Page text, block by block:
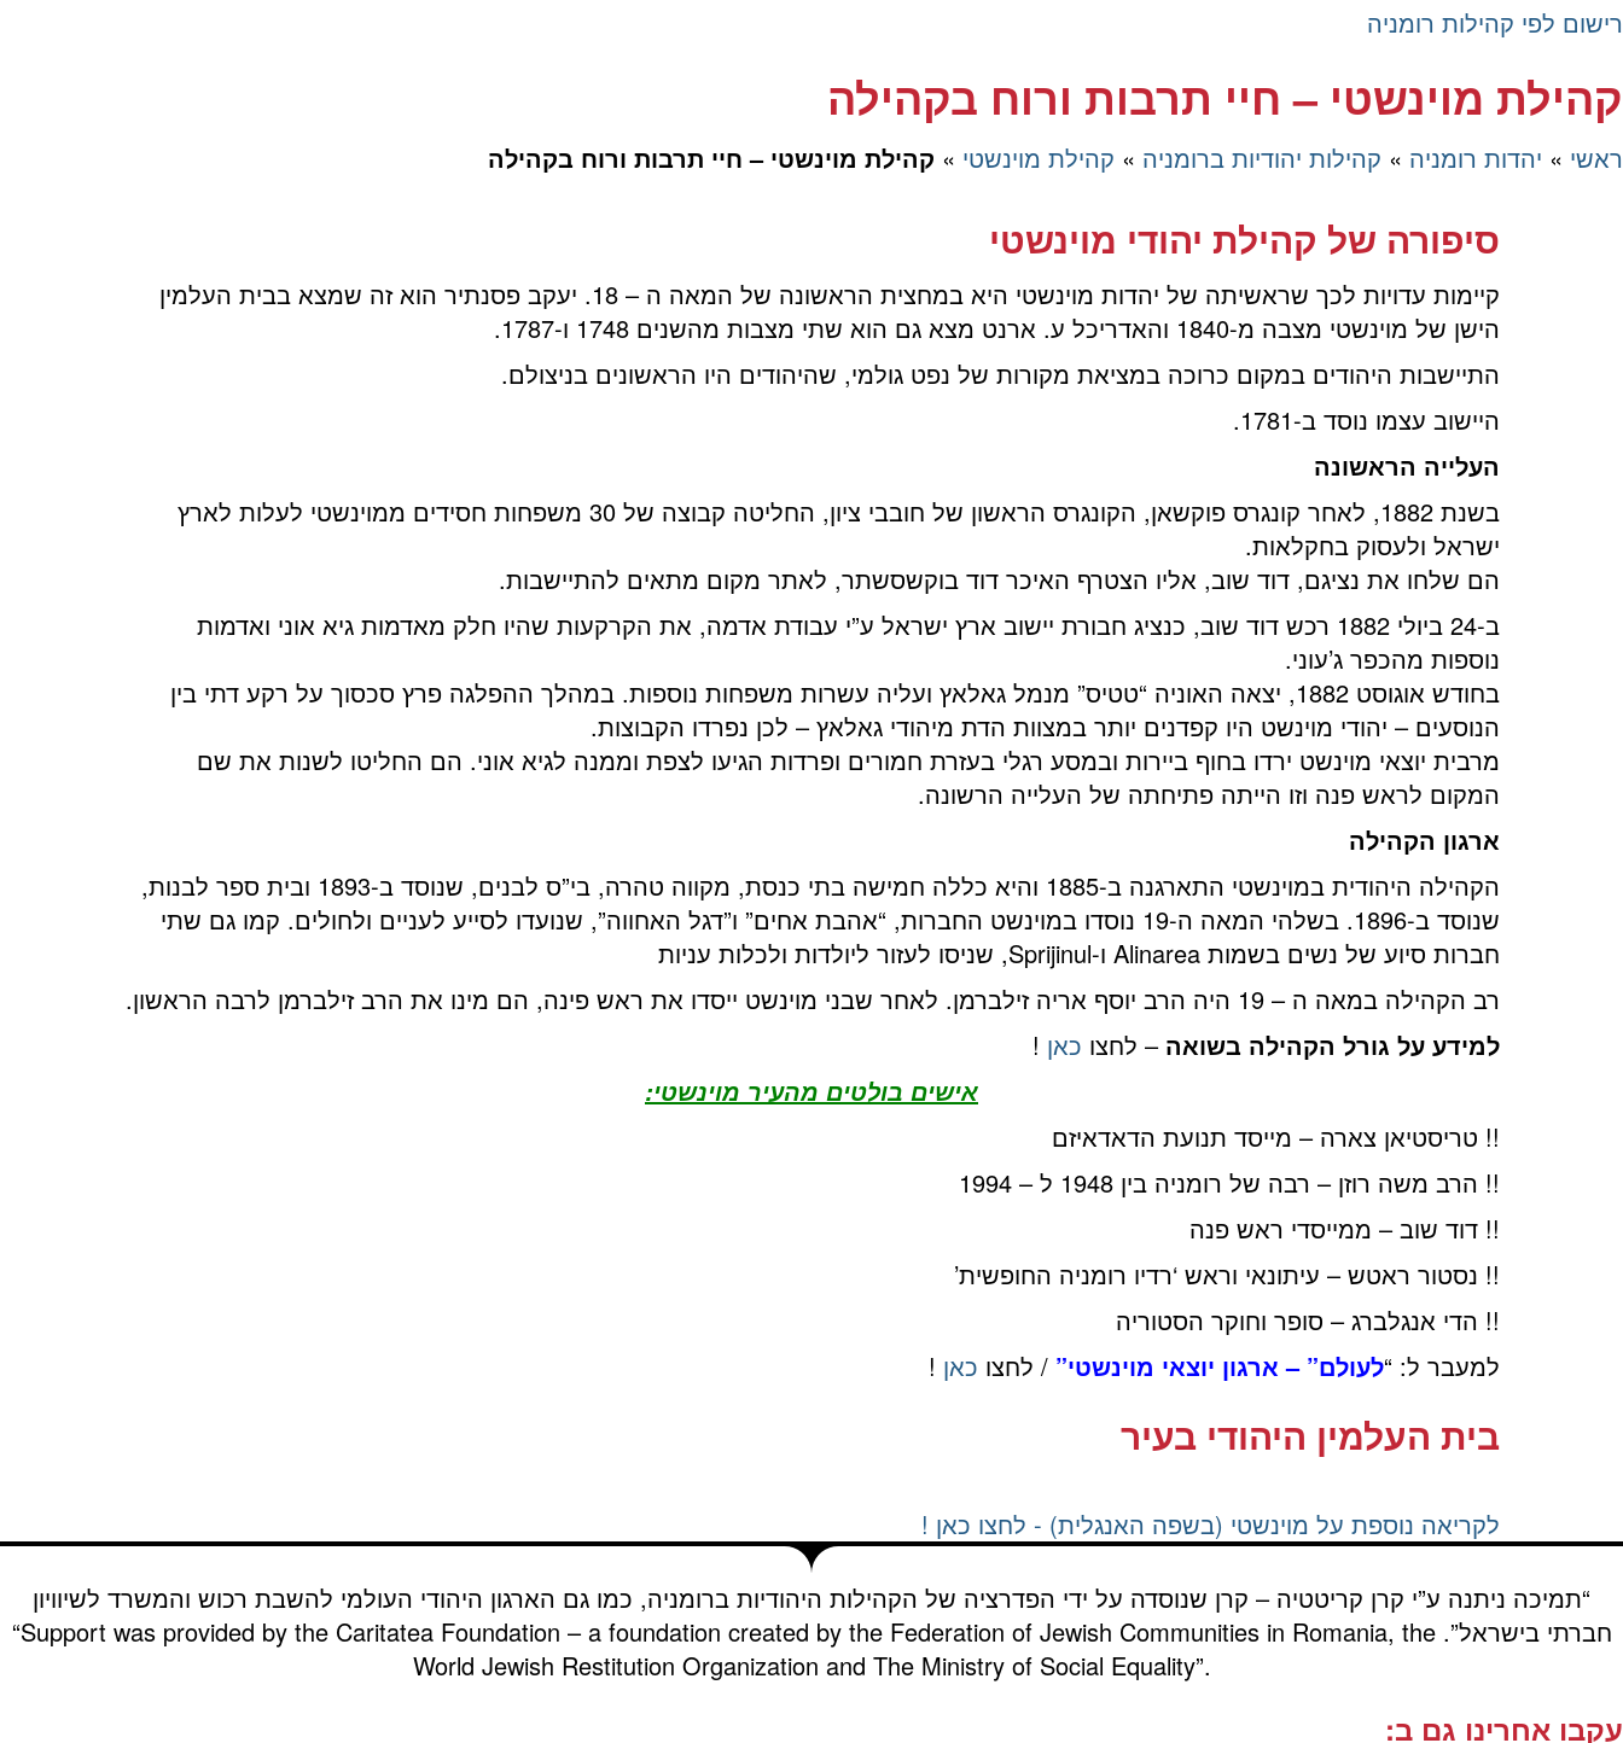
רישום לפי קהילות רומניה
קהילת מוינשטי – חיי תרבות ורוח בקהילה
ראשי » יהדות רומניה » קהילות יהודיות ברומניה » קהילת מוינשטי » קהילת מוינשטי – חיי תרבות ורוח בקהילה
סיפורה של קהילת יהודי מוינשטי
קיימות עדויות לכך שראשיתה של יהדות מוינשטי היא במחצית הראשונה של המאה ה – 18. יעקב פסנתיר הוא זה שמצא בבית העלמין
הישן של מוינשטי מצבה מ-1840 והאדריכל ע. ארנט מצא גם הוא שתי מצבות מהשנים 1748 ו-1787.
התיישבות היהודים במקום כרוכה במציאת מקורות של נפט גולמי, שהיהודים היו הראשונים בניצולם.
היישוב עצמו נוסד ב-1781.
העלייה הראשונה
בשנת 1882, לאחר קונגרס פוקשאן, הקונגרס הראשון של חובבי ציון, החליטה קבוצה של 30 משפחות חסידים ממוינשטי לעלות לארץ
ישראל ולעסוק בחקלאות.
הם שלחו את נציגם, דוד שוב, אליו הצטרף האיכר דוד בוקשסשתר, לאתר מקום מתאים להתיישבות.
ב-24 ביולי 1882 רכש דוד שוב, כנציג חבורת יישוב ארץ ישראל ע”י עבודת אדמה, את הקרקעות שהיו חלק מאדמות גיא אוני ואדמות
נוספות מהכפר ג’עוני.
בחודש אוגוסט 1882, יצאה האוניה “טטיס” מנמל גאלאץ ועליה עשרות משפחות נוספות. במהלך ההפלגה פרץ סכסוך על רקע דתי בין
הנוסעים – יהודי מוינשט היו קפדנים יותר במצוות הדת מיהודי גאלאץ – לכן נפרדו הקבוצות.
מרבית יוצאי מוינשט ירדו בחוף ביירות ובמסע רגלי בעזרת חמורים ופרדות הגיעו לצפת וממנה לגיא אוני. הם החליטו לשנות את שם
המקום לראש פנה וזו הייתה פתיחתה של העלייה הרשונה.
ארגון הקהילה
הקהילה היהודית במוינשטי התארגנה ב-1885 והיא כללה חמישה בתי כנסת, מקווה טהרה, בי”ס לבנים, שנוסד ב-1893 ובית ספר לבנות,
שנוסד ב-1896. בשלהי המאה ה-19 נוסדו במוינשט החברות, “אהבת אחים” ו”דגל האחווה”, שנועדו לסייע לעניים ולחולים. קמו גם שתי
חברות סיוע של נשים בשמות Alinarea ו-Sprijinul, שניסו לעזור ליולדות ולכלות עניות
רב הקהילה במאה ה – 19 היה הרב יוסף אריה זילברמן. לאחר שבני מוינשט ייסדו את ראש פינה, הם מינו את הרב זילברמן לרבה הראשון.
למידע על גורל הקהילה בשואה – לחצו כאן !
אישים בולטים מהעיר מוינשטי:
!! טריסטיאן צארה – מייסד תנועת הדאדאיזם
!! הרב משה רוזן – רבה של רומניה בין 1948 ל – 1994
!! דוד שוב – ממייסדי ראש פנה
!! נסטור ראטש – עיתונאי וראש ‘רדיו רומניה החופשית’
!! הדי אנגלברג – סופר וחוקר הסטוריה
למעבר ל: “לעולם” – ארגון יוצאי מוינשטי” / לחצו כאן !
בית העלמין היהודי בעיר
לקריאה נוספת על מוינשטי (בשפה האנגלית) - לחצו כאן !
“תמיכה ניתנה ע”י קרן קריטטיה – קרן שנוסדה על ידי הפדרציה של הקהילות היהודיות ברומניה, כמו גם הארגון היהודי העולמי להשבת רכוש והמשרד לשיוויון
חברתי בישראל”.“Support was provided by the Caritatea Foundation – a foundation created by the Federation of Jewish Communities in Romania, the
World Jewish Restitution Organization and The Ministry of Social Equality”.
עקבו אחרינו גם ב: